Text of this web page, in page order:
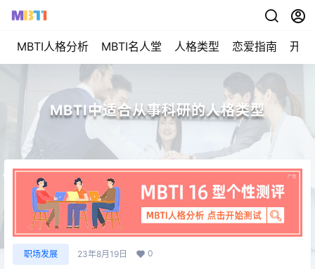
MBTI人格分析 MBTI名人堂 人格类型 恋爱指南 开始
MBTI中适合从事科研的人格类型
职场发展 23年8月19日 0